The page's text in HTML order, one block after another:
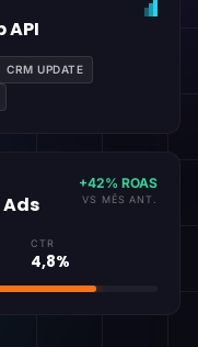
API
CRM UPDATE
Ads
+42% ROAS
VS MÊS ANT.
CTR
4,8%